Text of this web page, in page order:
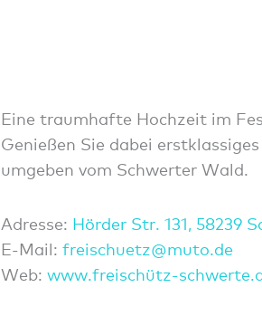
Eine traumhafte Hochzeit im
Genießen Sie dabei
umgeben vom Schwerter Wald.
Adresse: Hörder Str. 131, 58239
E-Mail: freischuetz@muto.de
Web: www.freischütz-